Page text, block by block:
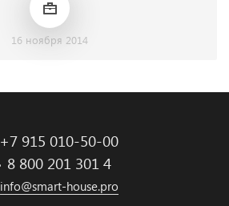
16 ноября 2014
+7 915 010-50-00
8 800 201 301 4
info@smart-house.pro